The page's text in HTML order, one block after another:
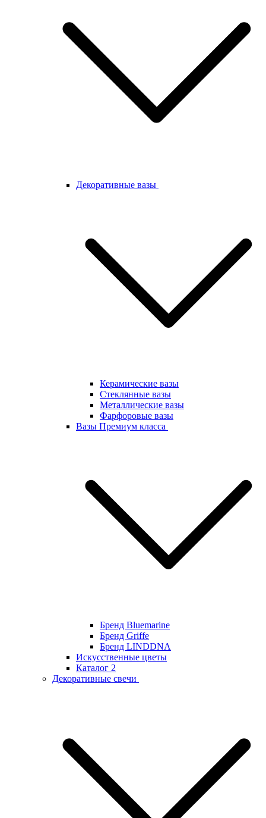
Декоративные вазы
Керамические вазы
Стеклянные вазы
Металлические вазы
Фарфоровые вазы
Вазы Премиум класса
Бренд Bluemarine
Бренд Griffe
Бренд LINDDNA
Искусственные цветы
Каталог 2
Декоративные свечи